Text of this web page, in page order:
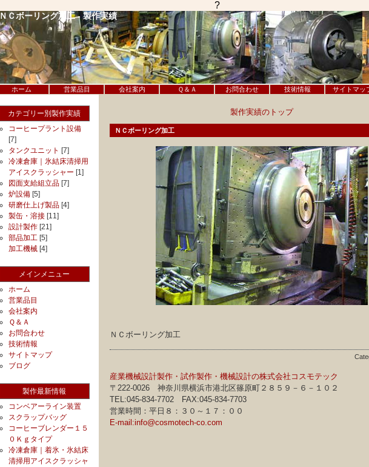
?
ＮＣボーリング加工 - 製作実績
ホーム 営業品目 会社案内 Ｑ＆Ａ お問合わせ 技術情報 サイトマッ
カテゴリー別製作実績
コーヒープラント設備
[7]
タンクユニット [7]
冷凍倉庫｜氷結床清掃用
アイスクラッシャー [1]
図面支給組立品 [7]
炉設備 [5]
研磨仕上げ製品 [4]
製缶・溶接 [11]
設計製作 [21]
部品加工 [5]
加工機械 [4]
メインメニュー
ホーム
営業品目
会社案内
Ｑ＆Ａ
お問合わせ
技術情報
サイトマップ
ブログ
製作最新情報
コンベアーライン装置
スクラップバッグ
コーヒーブレンダー１５
０Ｋｇタイプ
冷凍倉庫｜着氷・氷結床
清掃用アイスクラッシャ
製作実績のトップ
ＮＣボーリング加工
ＮＣボーリング加工
産業機械設計製作・試作製作・機械設計の株式会社コスモテック
〒222-0026 神奈川県横浜市港北区篠原町２８５９－６－１０２
TEL:045-834-7702 FAX:045-834-7703
営業時間：平日８：３０～１７：００
E-mail:info@cosmotech-co.com